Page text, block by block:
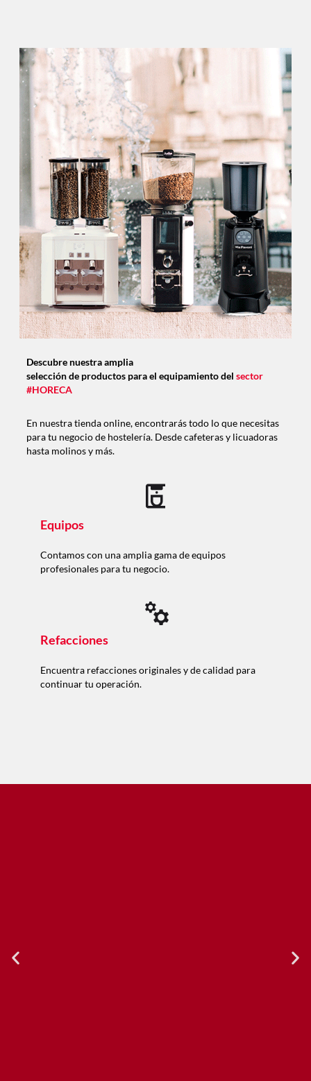
Descubre nuestra amplia
selección de productos para el equipamiento del sector
#HORECA
En nuestra tienda online, encontrarás todo lo que necesitas
para tu negocio de hostelería. Desde cafeteras y licuadoras
hasta molinos y más.
Equipos
Contamos con una amplia gama de equipos
profesionales para tu negocio.
Refacciones
Encuentra refacciones originales y de calidad para
continuar tu operación.